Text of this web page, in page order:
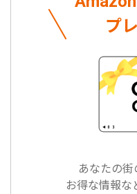
プ
あなたの街
お得な情報な